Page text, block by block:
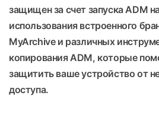
защищен за счет запуска ADM
использования встроенного
MyArchive и различных
копирования ADM, которые
защитить ваше устройство от
доступа.